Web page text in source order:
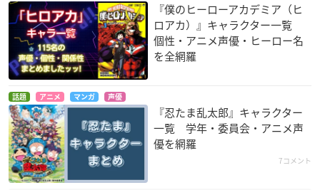
『僕のヒーローアカデミア（ヒ
ロアカ）』キャラクター一覧
個性・アニメ声優・ヒーロー名
を全網羅
話題 アニメ マンガ 声優
『忍たま乱太郎』キャラクター
一覧 学年・委員会・アニメ声
優を網羅
7コメント